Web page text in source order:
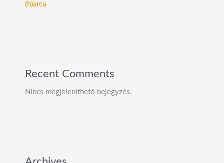
(h)arca
Recent Comments
Nincs megjeleníthető bejegyzés.